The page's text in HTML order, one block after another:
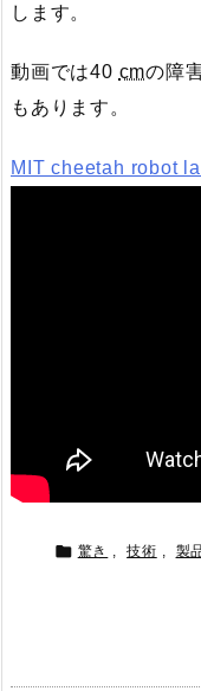
します。
動画では40 cmの障
もあります。
MIT cheetah robot
 驚き , 技術 , 製